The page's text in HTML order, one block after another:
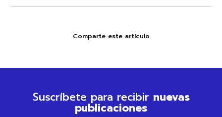
Comparte este artículo
Suscríbete para recibir nuevas
publicaciones